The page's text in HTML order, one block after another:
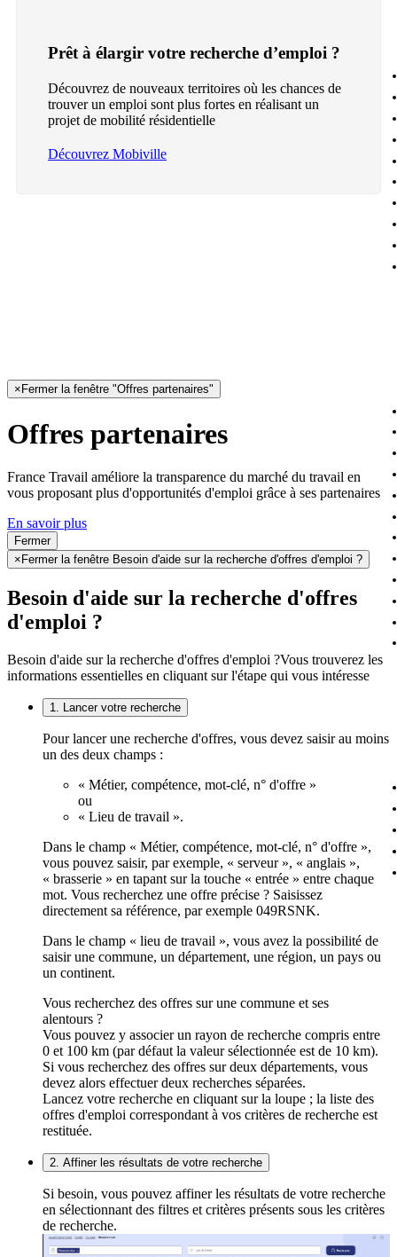
Prêt à élargir votre recherche d’emploi ?
Découvrez de nouveaux territoires où les chances de
trouver un emploi sont plus fortes en réalisant un
projet de mobilité résidentielle
Découvrez Mobiville
× Fermer la fenêtre "Offres partenaires"
Offres partenaires
France Travail améliore la transparence du marché du travail en
vous proposant plus d'opportunités d'emploi grâce à ses partenaires
En savoir plus
Fermer
× Fermer la fenêtre Besoin d'aide sur la recherche d'offres d'emploi ?
Besoin d'aide sur la recherche d'offres
d'emploi ?
Besoin d'aide sur la recherche d'offres d'emploi ?Vous trouverez les
informations essentielles en cliquant sur l'étape qui vous intéresse
1. Lancer votre recherche
Pour lancer une recherche d'offres, vous devez saisir au moins
un des deux champs :
« Métier, compétence, mot-clé, n° d'offre »
ou
« Lieu de travail ».
Dans le champ « Métier, compétence, mot-clé, n° d'offre »,
vous pouvez saisir, par exemple, « serveur », « anglais »,
« brasserie » en tapant sur la touche « entrée » entre chaque
mot. Vous recherchez une offre précise ? Saisissez
directement sa référence, par exemple 049RSNK.
Dans le champ « lieu de travail », vous avez la possibilité de
saisir une commune, un département, une région, un pays ou
un continent.
Vous recherchez des offres sur une commune et ses
alentours ?
Vous pouvez y associer un rayon de recherche compris entre
0 et 100 km (par défaut la valeur sélectionnée est de 10 km).
Si vous recherchez des offres sur deux départements, vous
devez alors effectuer deux recherches séparées.
Lancez votre recherche en cliquant sur la loupe ; la liste des
offres d'emploi correspondant à vos critères de recherche est
restituée.
2. Affiner les résultats de votre recherche
Si besoin, vous pouvez affiner les résultats de votre recherche
en sélectionnant des filtres et critères présents sous les critères
de recherche.